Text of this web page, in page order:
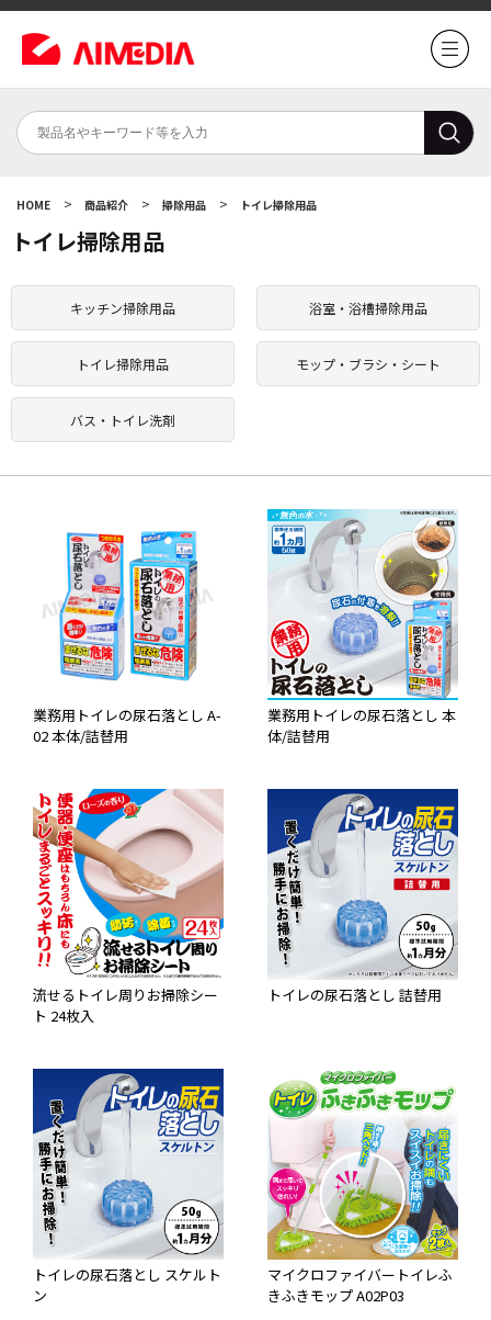
HOME > 商品紹介 > 掃除用品 > トイレ掃除用品
トイレ掃除用品
キッチン掃除用品 浴室・浴槽掃除用品
トイレ掃除用品 モップ・ブラシ・シート
バス・トイレ洗剤
業務用トイレの尿石落とし A-
02 本体/詰替用
業務用トイレの尿石落とし 本
体/詰替用
流せるトイレ周りお掃除シー
ト 24枚入
トイレの尿石落とし 詰替用
トイレの尿石落とし スケルト
ン
マイクロファイバートイレふ
きふきモップ A02P03